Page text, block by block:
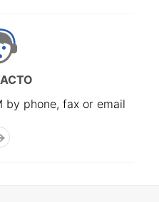
by phone, fax or email